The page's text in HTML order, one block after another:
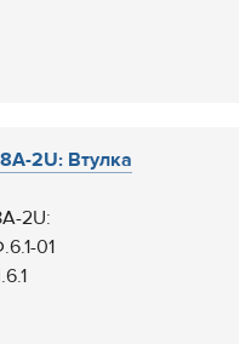
2U: Втулка
2U:
01